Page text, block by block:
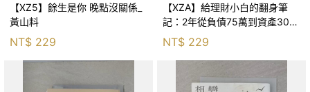
【XZ5】餘生是你 晚點沒關係_
黃山料
NT$ 229
【XZA】給理財小白的翻身筆
記：2年從負債75萬到資產300
萬，ETF讓我走在財務自由路上_
鐵蛋
NT$ 229